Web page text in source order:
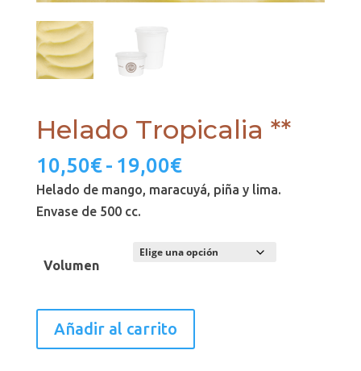
Helado Tropicalia **
10,50€- 19,00€Rango
de
10,50€
Helado de mango, maracuyá, piña y lima.
Envase de 500 cc.
Volumen
Añadir al carrito